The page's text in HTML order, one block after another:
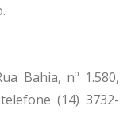
Bahia, nº 1.580,
(14) 3732-